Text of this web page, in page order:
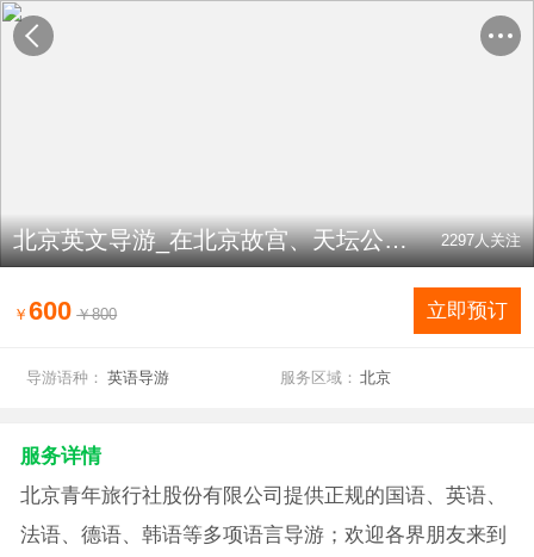
北京英文导游_在北京故宫、天坛公园一天费用多少 2297人关注
￥600 ￥800 立即预订
导游语种： 英语导游 服务区域： 北京
服务详情
北京青年旅行社股份有限公司提供正规的国语、英语、
法语、德语、韩语等多项语言导游；欢迎各界朋友来到